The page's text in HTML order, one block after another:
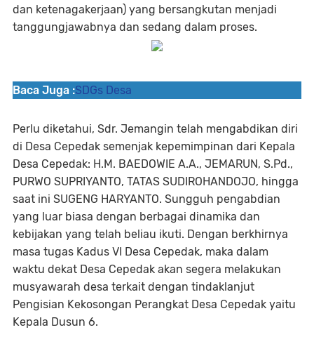
dan ketenagakerjaan) yang bersangkutan menjadi
tanggungjawabnya dan sedang dalam proses.
Baca Juga :SDGs Desa
Perlu diketahui, Sdr. Jemangin telah mengabdikan diri
di Desa Cepedak semenjak kepemimpinan dari Kepala
Desa Cepedak: H.M. BAEDOWIE A.A., JEMARUN, S.Pd.,
PURWO SUPRIYANTO, TATAS SUDIROHANDOJO, hingga
saat ini SUGENG HARYANTO. Sungguh pengabdian
yang luar biasa dengan berbagai dinamika dan
kebijakan yang telah beliau ikuti. Dengan berkhirnya
masa tugas Kadus VI Desa Cepedak, maka dalam
waktu dekat Desa Cepedak akan segera melakukan
musyawarah desa terkait dengan tindaklanjut
Pengisian Kekosongan Perangkat Desa Cepedak yaitu
Kepala Dusun 6.